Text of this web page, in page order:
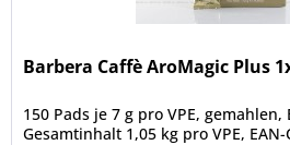
Barbera Caffè AroMagic Plus
150 Pads je 7 g pro VPE, gemahlen,
Gesamtinhalt 1,05 kg pro VPE,